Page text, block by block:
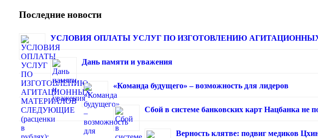
Последние новости
УСЛОВИЯ ОПЛАТЫ УСЛУГ ПО ИЗГОТОВЛЕНИЮ АГИТАЦИОННЫХ
Дань памяти и уважения
«Команда будущего» – возможность для лидеров
Сбой в системе банковских карт Нацбанка не
Верность клятве: подвиг медиков